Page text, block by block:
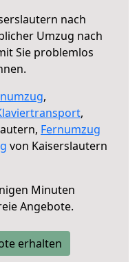
nach
Umzug nach
Sie problemlos
,
,
Fernumzug
von Kaiserslautern
Minuten
Angebote.
erhalten